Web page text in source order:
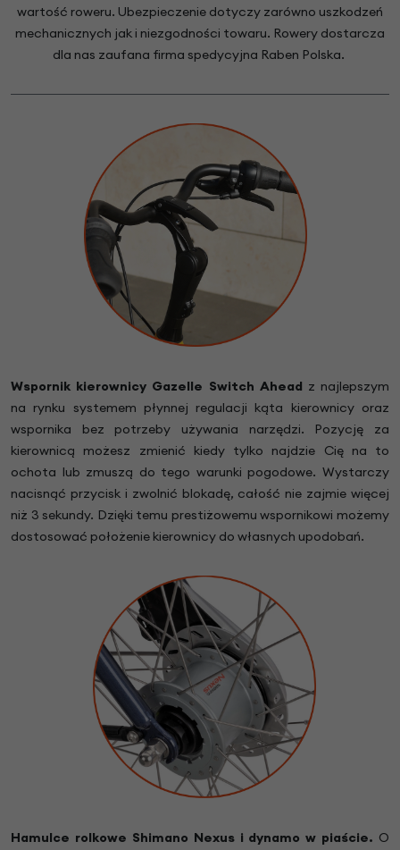
wartość roweru. Ubezpieczenie dotyczy zarówno uszkodzeń
mechanicznych jak i niezgodności towaru. Rowery dostarcza
dla nas zaufana firma spedycyjna Raben Polska.
Wspornik kierownicy Gazelle Switch Ahead z najlepszym
na rynku systemem płynnej regulacji kąta kierownicy oraz
wspornika bez potrzeby używania narzędzi. Pozycję za
kierownicą możesz zmienić kiedy tylko najdzie Cię na to
ochota lub zmuszą do tego warunki pogodowe. Wystarczy
nacisnąć przycisk i zwolnić blokadę, całość nie zajmie więcej
niż 3 sekundy. Dzięki temu prestiżowemu wspornikowi możemy
dostosować położenie kierownicy do własnych upodobań.
Hamulce rolkowe Shimano Nexus i dynamo w piaście. O